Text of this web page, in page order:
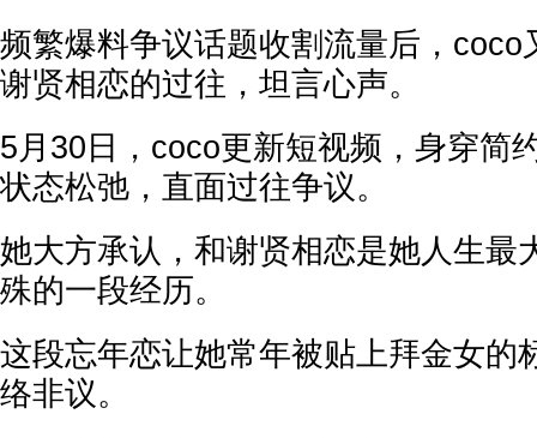
频繁爆料争议话题收割流量后，coco
谢贤相恋的过往，坦言心声。
5月30日，coco更新短视频，身穿简
状态松弛，直面过往争议。
她大方承认，和谢贤相恋是她人生最
殊的一段经历。
这段忘年恋让她常年被贴上拜金女的
络非议。